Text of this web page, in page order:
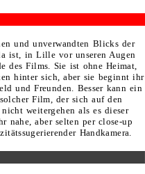
und unverwandten Blicks der
ist, in Lille vor unseren Augen
des Films. Sie ist ohne Heimat,
hinter sich, aber sie beginnt ihr
und Freunden. Besser kann ein
Film, der sich auf den
weitergehen als es dieser
nahe, aber selten per close-up
Handkamera.